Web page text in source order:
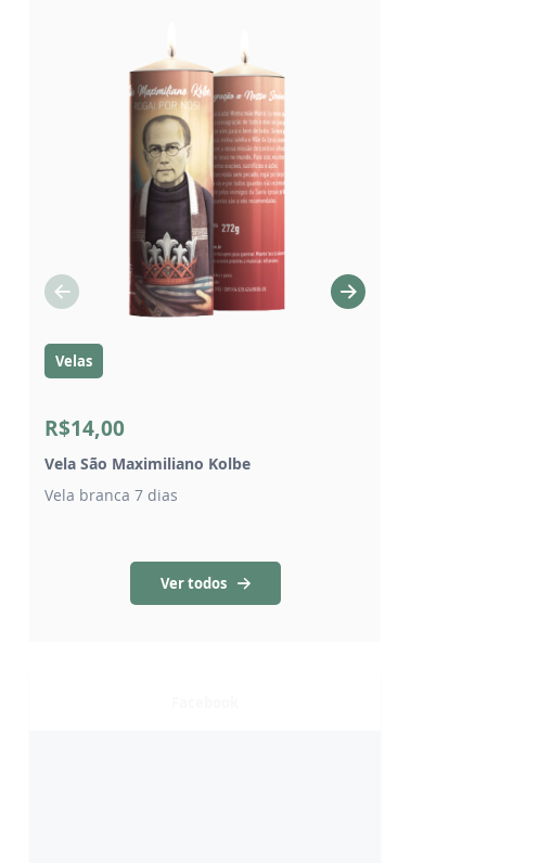
Velas
R$14,00
Vela São Maximiliano Kolbe
Vela branca 7 dias
Ver todos